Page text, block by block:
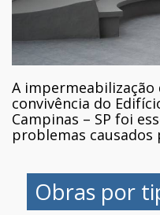
A impermeabilização
convivência do
Campinas – SP foi
problemas causados
Obras por